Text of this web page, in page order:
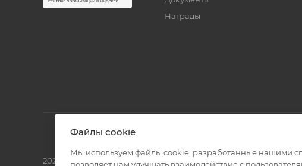
Награды
2026 © Полиграф кит - интернет-магазин
Файлы cookie
Мы используем файлы cookie, разработанные нашими